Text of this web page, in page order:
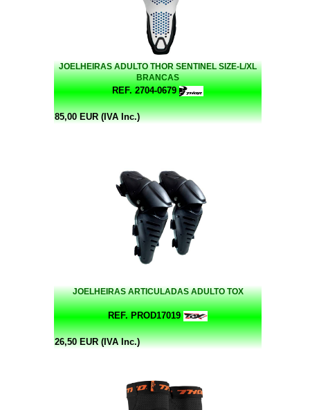
JOELHEIRAS ADULTO THOR SENTINEL SIZE-L/XL
BRANCAS
REF. 2704-0679
85,00 EUR (IVA Inc.)
JOELHEIRAS ARTICULADAS ADULTO TOX
REF. PROD17019
26,50 EUR (IVA Inc.)